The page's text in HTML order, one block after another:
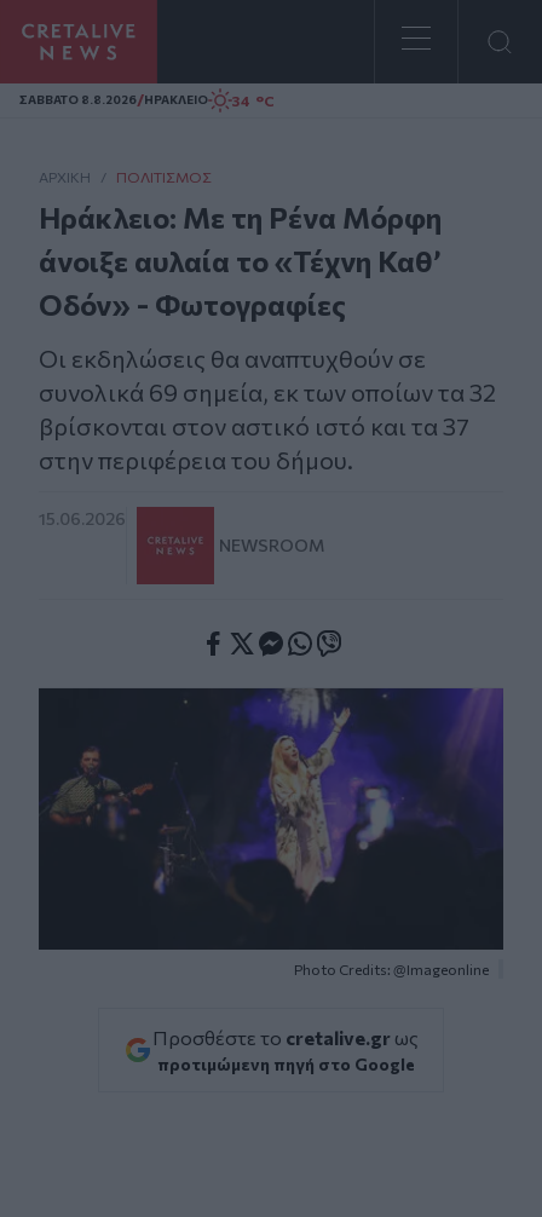
Homepage
ΣAΒΒΑΤΟ 8.8.2026/ΗΡΑΚΛΕΙΟ 34 °C
ΑΡΧΙΚΗ / ΠΟΛΙΤΙΣΜΌΣ
Ηράκλειο: Με τη Ρένα Μόρφη
άνοιξε αυλαία το «Τέχνη Καθ’
Οδόν» - Φωτογραφίες
Οι εκδηλώσεις θα αναπτυχθούν σε
συνολικά 69 σημεία, εκ των οποίων τα 32
βρίσκονται στον αστικό ιστό και τα 37
στην περιφέρεια του δήμου.
15.06.2026
NEWSROOM
Photo Credits: @Imageonline
Προσθέστε το cretalive.gr ως
προτιμώμενη πηγή στο Google